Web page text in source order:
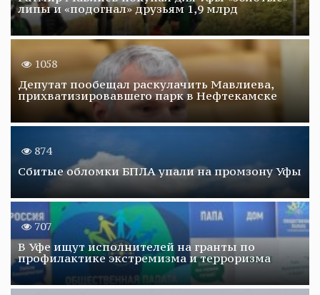
липы и «подогнал» друзьям 1,9 млрд
1058
Депутат пообещал раскулачить Мавлиева,
прихватизировавшего парк в Нефтекамске
874
Сбитые обломки БПЛА упали на промзону Уфы
707
В Уфе ищут исполнителей на гранты по
профилактике экстремизма и терроризма